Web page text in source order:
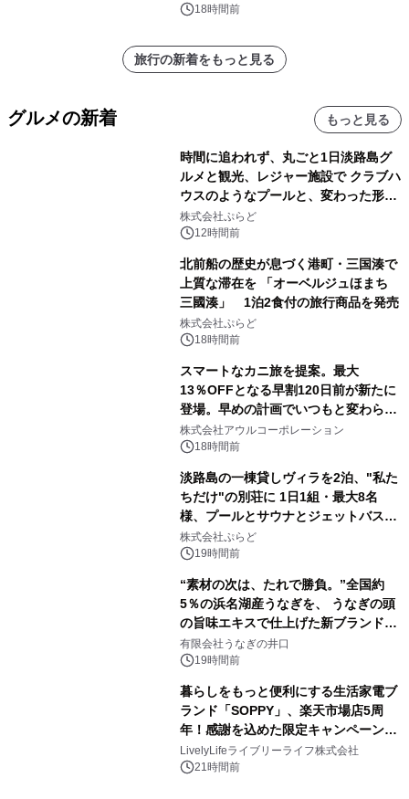
18時間前
旅行の新着をもっと見る
グルメの新着 もっと見る
時間に追われず、丸ごと1日淡路島グ
ルメと観光、レジャー施設で クラブハ
ウスのようなプールと、変わった形の
サウナも 「THE BOXY AWAJI」のお
得な素泊まり連泊プランで
株式会社ぷらど
12時間前
北前船の歴史が息づく港町・三国湊で
上質な滞在を 「オーベルジュほまち
三國湊」 1泊2食付の旅行商品を発売
株式会社ぷらど
18時間前
スマートなカニ旅を提案。最大
13％OFFとなる早割120日前が新たに
登場。早めの計画でいつもと変わらぬ
大人の冬旅を。ー夕日ヶ浦温泉「佳松
苑 別邸ふうか」ー
株式会社アウルコーポレーション
18時間前
淡路島の一棟貸しヴィラを2泊、"私た
ちだけ"の別荘に 1日1組・最大8名
様、プールとサウナとジェットバス付
きで Villa Mon Temps AWAJIの連泊
素泊りプラン
株式会社ぷらど
19時間前
“素材の次は、たれで勝負。”全国約
5％の浜名湖産うなぎを、 うなぎの頭
の旨味エキスで仕上げた新ブランド
「井口の誉」誕生
有限会社うなぎの井口
19時間前
暮らしをもっと便利にする生活家電ブ
ランド「SOPPY」、楽天市場店5周
年！感謝を込めた限定キャンペーンを
8月10日より開催
LivelyLifeライブリーライフ株式会社
21時間前